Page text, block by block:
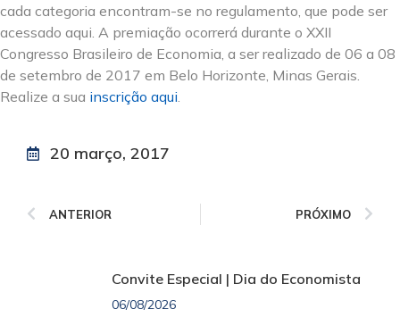
cada categoria encontram-se no regulamento, que pode ser
acessado aqui. A premiação ocorrerá durante o XXII
Congresso Brasileiro de Economia, a ser realizado de 06 a 08
de setembro de 2017 em Belo Horizonte, Minas Gerais.
Realize a sua inscrição aqui.
20 março, 2017
ANTERIOR PRÓXIMO
Convite Especial | Dia do Economista
06/08/2026